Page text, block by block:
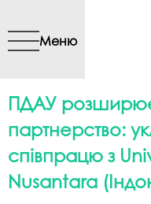
Меню
ПДАУ
партнерство:
співпрацю з
Nusantara